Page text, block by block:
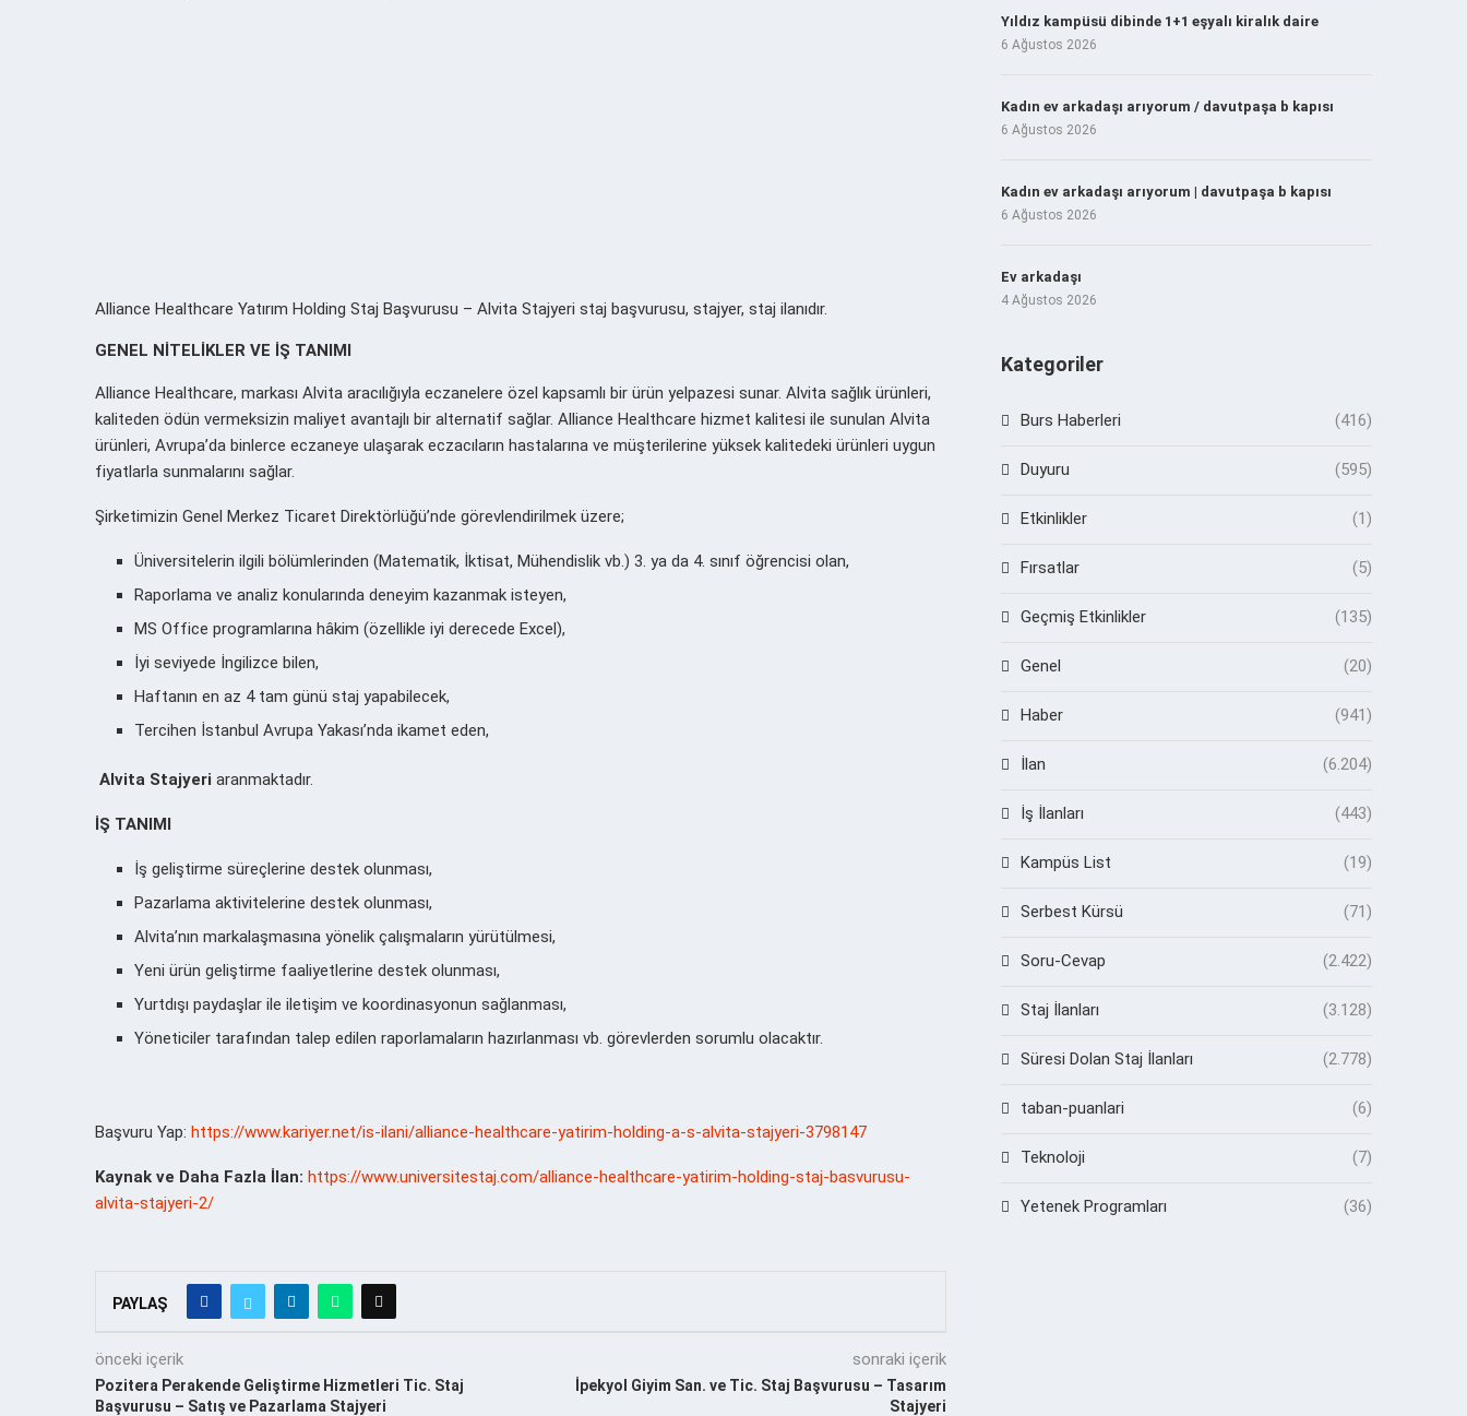
Alliance Healthcare Yatırım Holding Staj Başvurusu – Alvita Stajyeri staj başvurusu, stajyer, staj ilanıdır.
GENEL NİTELİKLER VE İŞ TANIMI
Alliance Healthcare, markası Alvita aracılığıyla eczanelere özel kapsamlı bir ürün yelpazesi sunar. Alvita sağlık ürünleri,
kaliteden ödün vermeksizin maliyet avantajlı bir alternatif sağlar. Alliance Healthcare hizmet kalitesi ile sunulan Alvita
ürünleri, Avrupa’da binlerce eczaneye ulaşarak eczacıların hastalarına ve müşterilerine yüksek kalitedeki ürünleri uygun
fiyatlarla sunmalarını sağlar.
Şirketimizin Genel Merkez Ticaret Direktörlüğü’nde görevlendirilmek üzere;
Üniversitelerin ilgili bölümlerinden (Matematik, İktisat, Mühendislik vb.) 3. ya da 4. sınıf öğrencisi olan,
Raporlama ve analiz konularında deneyim kazanmak isteyen,
MS Office programlarına hâkim (özellikle iyi derecede Excel),
İyi seviyede İngilizce bilen,
Haftanın en az 4 tam günü staj yapabilecek,
Tercihen İstanbul Avrupa Yakası’nda ikamet eden,
Alvita Stajyeri aranmaktadır.
İŞ TANIMI
İş geliştirme süreçlerine destek olunması,
Pazarlama aktivitelerine destek olunması,
Alvita’nın markalaşmasına yönelik çalışmaların yürütülmesi,
Yeni ürün geliştirme faaliyetlerine destek olunması,
Yurtdışı paydaşlar ile iletişim ve koordinasyonun sağlanması,
Yöneticiler tarafından talep edilen raporlamaların hazırlanması vb. görevlerden sorumlu olacaktır.
Başvuru Yap: https://www.kariyer.net/is-ilani/alliance-healthcare-yatirim-holding-a-s-alvita-stajyeri-3798147
Kaynak ve Daha Fazla İlan: https://www.universitestaj.com/alliance-healthcare-yatirim-holding-staj-basvurusu-
alvita-stajyeri-2/
PAYLAŞ
önceki içerik
Pozitera Perakende Geliştirme Hizmetleri Tic. Staj
Başvurusu – Satış ve Pazarlama Stajyeri
sonraki içerik
İpekyol Giyim San. ve Tic. Staj Başvurusu – Tasarım
Stajyeri
Yıldız kampüsü dibinde 1+1 eşyalı kiralık daire
6 Ağustos 2026
Kadın ev arkadaşı arıyorum / davutpaşa b kapısı
6 Ağustos 2026
Kadın ev arkadaşı arıyorum | davutpaşa b kapısı
6 Ağustos 2026
Ev arkadaşı
4 Ağustos 2026
Kategoriler
Burs Haberleri (416)
Duyuru (595)
Etkinlikler (1)
Fırsatlar (5)
Geçmiş Etkinlikler (135)
Genel (20)
Haber (941)
İlan (6.204)
İş İlanları (443)
Kampüs List (19)
Serbest Kürsü (71)
Soru-Cevap (2.422)
Staj İlanları (3.128)
Süresi Dolan Staj İlanları (2.778)
taban-puanlari (6)
Teknoloji (7)
Yetenek Programları (36)